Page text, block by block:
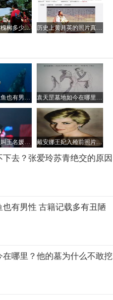
相安无事，但是后来他们发
面找到了几把枪和其他的用
随之变大，于是有人想独占
相残杀。相继有人死去，最
局面的根源就是比嘉和子，
山西洪洞县大槐树多少岁了？到大槐树后怎么查找家谱 历史上黄月英的照片真的很丑吗，黄月英那年出生的？
传说中的美人鱼也有男性 古籍记载多有丑陋者 袁天罡墓地如今在哪里？他的墓为什么不敢挖
毛不易为什么叫王名媛？他为姐姐写的歌叫什么 戴安娜王妃入殓前照片，车祸非常惨烈王妃都被毁容了
去？张爱玲苏青绝交的原因
有男性 古籍记载多有丑陋
在哪里？他的墓为什么不敢挖